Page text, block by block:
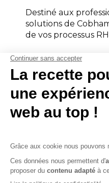
Destiné aux
solutions de
de vos processus
Contactez-nous
Contactez-nous